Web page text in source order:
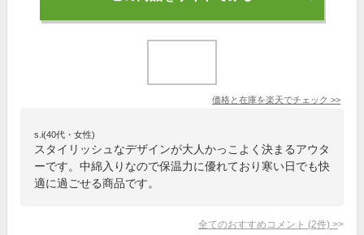
価格と在庫を楽天でチェック >>
s.i(40代・女性)
スタイリッシュなデザインが大人かっこよく決まるアウタ
ーです。中綿入りなので保温力に優れており寒い日でも快
適に過ごせる商品です。
全てのおすすめコメント (2件) >